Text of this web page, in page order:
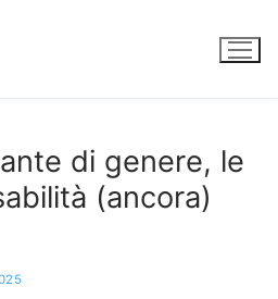
di genere, le
(ancora)